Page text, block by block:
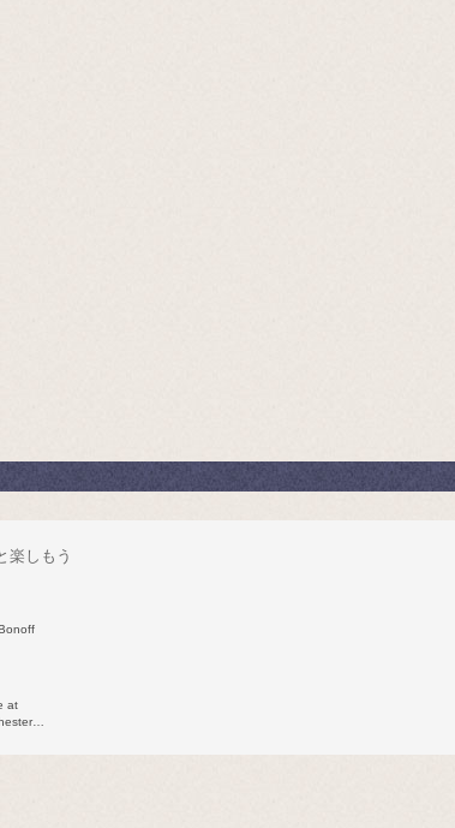
楽しもう
at